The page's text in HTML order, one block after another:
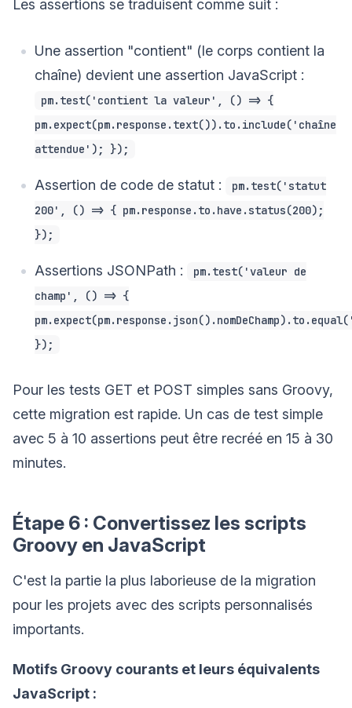
Les assertions se traduisent comme suit :
Une assertion "contient" (le corps contient la
chaîne) devient une assertion JavaScript :
pm.test('contient la valeur', () => {
pm.expect(pm.response.text()).to.include('chaîne
attendue'); });
Assertion de code de statut :
pm.test('statut
200', () => { pm.response.to.have.status(200);
});
Assertions JSONPath :
pm.test('valeur de
champ', () => {
});
Pour les tests GET et POST simples sans Groovy,
cette migration est rapide. Un cas de test simple
avec 5 à 10 assertions peut être recréé en 15 à 30
minutes.
Étape 6 : Convertissez les scripts
Groovy en JavaScript
C'est la partie la plus laborieuse de la migration
pour les projets avec des scripts personnalisés
importants.
Motifs Groovy courants et leurs équivalents
JavaScript :